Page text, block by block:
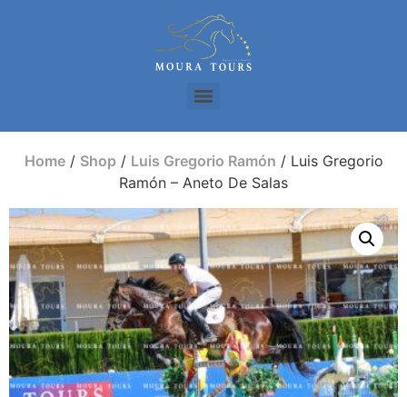
Home/ Shop/ Luis Gregorio Ramón / Luis Gregorio
Ramón – Aneto De Salas